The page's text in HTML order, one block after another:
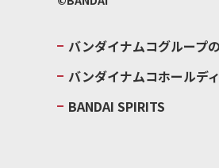
バンダイナムコグループ
バンダイナムコホールデ
BANDAI SPIRITS